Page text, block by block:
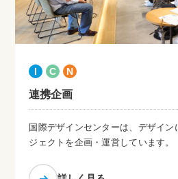
I C N
連携企画
国際デザインセンターは、デザイン
ジェクトを企画・運営しています。